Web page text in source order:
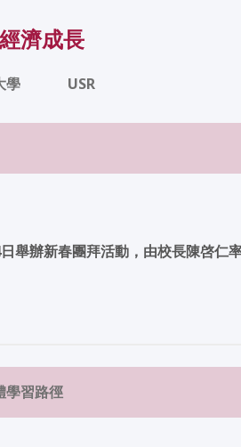
濟成長
學 USR
舉辦新春團拜活動，由校長陳啓仁
學習路徑